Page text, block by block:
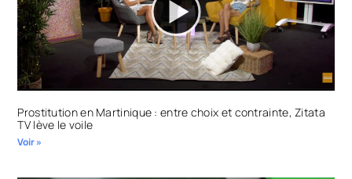
Prostitution en Martinique : entre choix et contrainte, Zitata
TV lève le voile
Voir »